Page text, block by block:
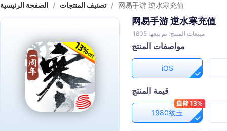
الصفحة الرئيسية / تصنيف المنتجات / 网易手游 逆水寒充值
网易手游 逆水寒充值
مبيعات المنتج: تم بيعها 1805
مواصفات المنتج
iOS
قيمة المنتج
1980纹玉